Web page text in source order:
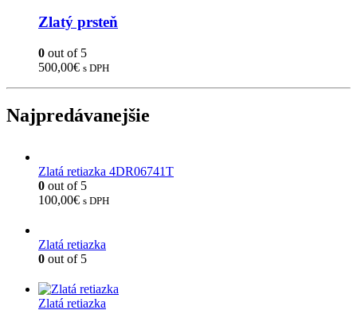
Zlatý prsteň
0 out of 5
500,00€ s DPH
Najpredávanejšie
Zlatá retiazka 4DR06741T
0 out of 5
100,00€ s DPH
Zlatá retiazka
0 out of 5
Zlatá retiazka